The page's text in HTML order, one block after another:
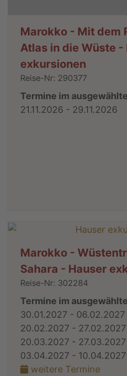
Marokko - Mit dem
Atlas in die Wüste -
exkursionen
Reise-Nr: 290377
Termine im
21.11.2026 - 29.11.2026
Marokko -
Sahara - Hauser
Reise-Nr: 302284
Termine im
30.01.2027 - 06.02.2027
20.02.2027 - 27.02.2027
20.03.2027 - 27.03.2027
03.04.2027 - 10.04.2027
weitere Termine